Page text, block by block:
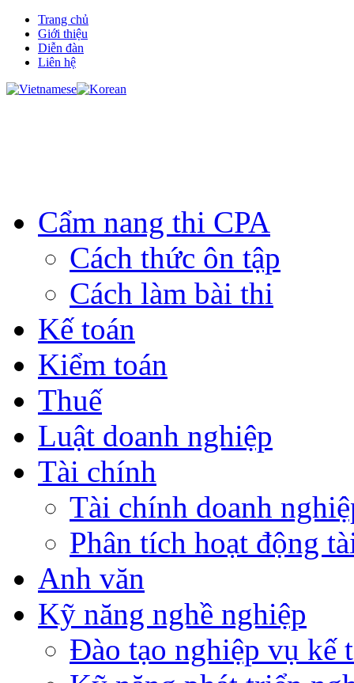
Trang chủ
Giới thiệu
Diễn đàn
Liên hệ
Cẩm nang thi CPA
Cách thức ôn tập
Cách làm bài thi
Kế toán
Kiểm toán
Thuế
Luật doanh nghiệp
Tài chính
Tài chính doanh
Phân tích hoạt động
Anh văn
Kỹ năng nghề nghiệp
Đào tạo nghiệp vụ kế